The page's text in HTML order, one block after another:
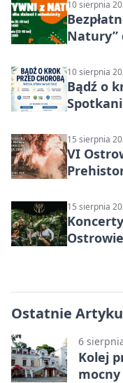
10 sierpnia
Natury”
10 sierpnia
Bądź o
15 sierpnia
VI
15 sierpnia
Ostatnie
6
Kolej
mocny